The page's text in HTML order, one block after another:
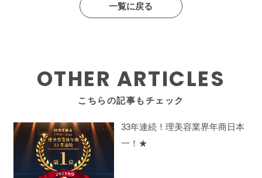
一覧に戻る
OTHER ARTICLES
こちらの記事もチェック
33年連続！理美容業界年商日本
一！★